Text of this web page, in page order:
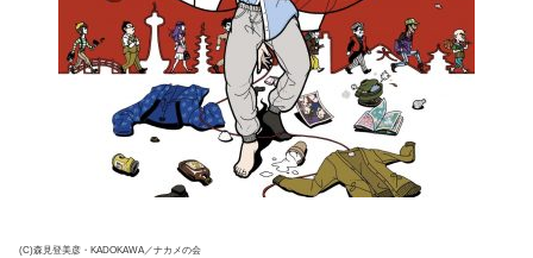
(C)森見登美彦・KADOKAWA／ナカメの会